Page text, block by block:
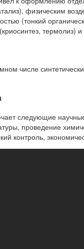
физическим
(тонкий
термолиз) и
числе
следующие
проведение
контроль,